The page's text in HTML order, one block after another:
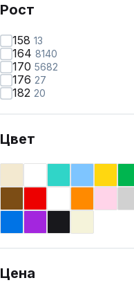
Рост
158 13
164 8140
170 5682
176 27
182 20
Цвет
Цена